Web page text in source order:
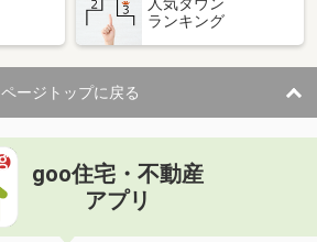
ランキング
ページトップに戻る
goo住宅・不動産
アプリ